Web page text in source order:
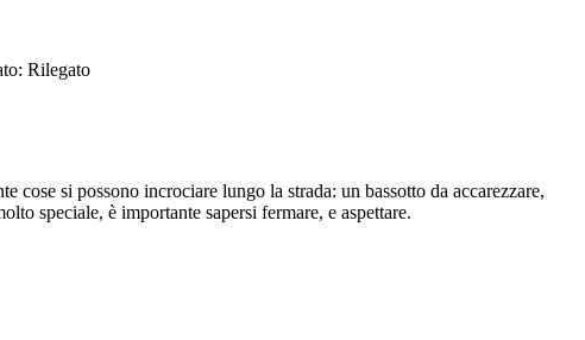
Rilegato
cose si possono incrociare lungo la strada: un bassotto da accarezzare,
speciale, è importante sapersi fermare, e aspettare.